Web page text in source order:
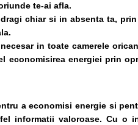
te-ai afla.
chiar si in absenta ta,
in toate camerele
energiei prin
a economisi energie si
informatii valoroase. Cu o